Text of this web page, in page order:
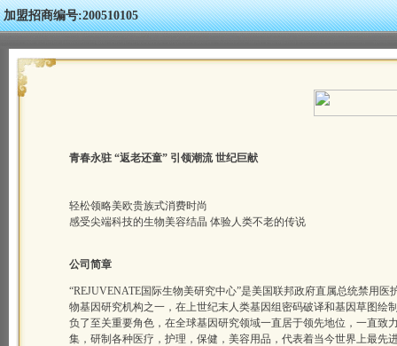
加盟招商编号:200510105
青春永驻 “返老还童” 引领潮流 世纪巨献
轻松领略美欧贵族式消费时尚
感受尖端科技的生物美容结晶 体验人类不老的传说
公司简章
“REJUVENATE国际生物美研究中心”是美国联邦政府直属总统禁用
物基因研究机构之一，在上世纪末人类基因组密码破译和基因草图绘
负了至关重要角色，在全球基因研究领域一直居于领先地位，一直致
集，研制各种医疗，护理，保健，美容用品，代表着当今世界上最先